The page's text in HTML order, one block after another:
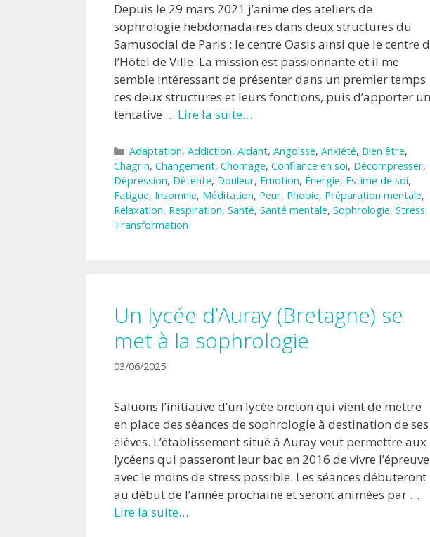
Depuis le 29 mars 2021 j’anime des ateliers de
sophrologie hebdomadaires dans deux structures du
Samusocial de Paris : le centre Oasis ainsi que le centre
l’Hôtel de Ville. La mission est passionnante et il me
semble intéressant de présenter dans un premier temps
ces deux structures et leurs fonctions, puis d’apporter
tentative … Lire la suite…
Catégories
Adaptation, Addiction, Aidant, Angoisse, Anxiété, Bien être,
Chagrin, Changement, Chomage, Confiance en soi, Décompresser,
Dépression, Détente, Douleur, Emotion, Énergie, Estime de soi,
Fatigue, Insomnie, Méditation, Peur, Phobie, Préparation mentale,
Relaxation, Respiration, Santé, Santé mentale, Sophrologie, Stress,
Transformation
Un lycée d’Auray (Bretagne) se
met à la sophrologie
03/06/2025
Saluons l’initiative d’un lycée breton qui vient de mettre
en place des séances de sophrologie à destination de ses
élèves. L’établissement situé à Auray veut permettre aux
lycéens qui passeront leur bac en 2016 de vivre l’épreuve
avec le moins de stress possible. Les séances débuteront
au début de l’année prochaine et seront animées par …
Lire la suite…